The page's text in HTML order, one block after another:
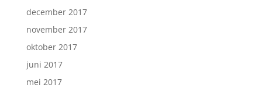
december 2017
november 2017
oktober 2017
juni 2017
mei 2017